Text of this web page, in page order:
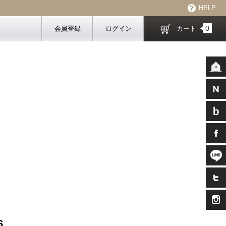
HELP
会員登録 ログイン カート 0